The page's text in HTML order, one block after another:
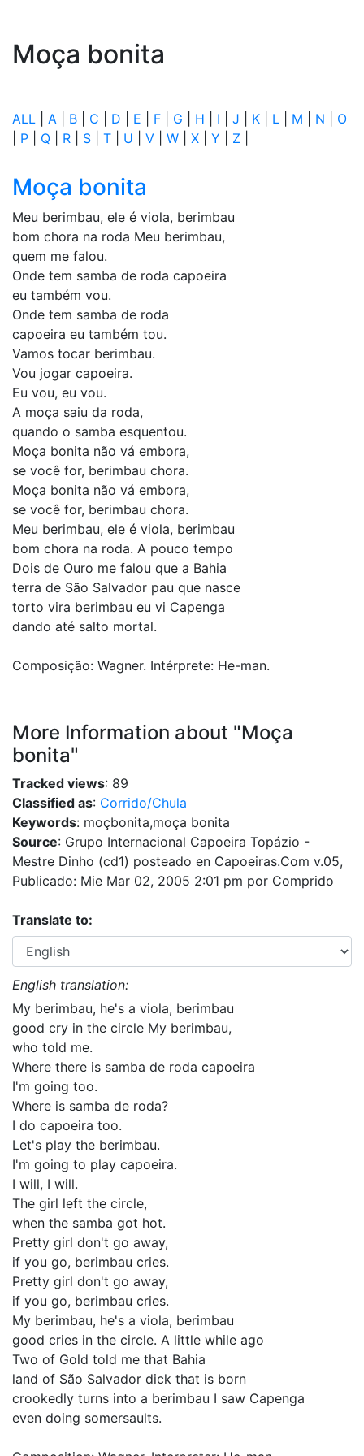
Moça bonita
ALL A B C D E F G H I J K L M N
O
P Q R S T U V W X Y Z
Moça bonita
Meu berimbau, ele é viola, berimbau
bom chora na roda Meu berimbau,
quem me falou.
Onde tem samba de roda capoeira
eu também vou.
Onde tem samba de roda
capoeira eu também tou.
Vamos tocar berimbau.
Vou jogar capoeira.
Eu vou, eu vou.
A moça saiu da roda,
quando o samba esquentou.
Moça bonita não vá embora,
se você for, berimbau chora.
Moça bonita não vá embora,
se você for, berimbau chora.
Meu berimbau, ele é viola, berimbau
bom chora na roda. A pouco tempo
Dois de Ouro me falou que a Bahia
terra de São Salvador pau que nasce
torto vira berimbau eu vi Capenga
dando até salto mortal.
Composição: Wagner. Intérprete: He-man.
More Information about "Moça
bonita"
Tracked views: 89
Classified as: Corrido/Chula
Keywords: moçbonita,moça bonita
Source: Grupo Internacional Capoeira Topázio -
Mestre Dinho (cd1) posteado en Capoeiras.Com v.05,
Publicado: Mie Mar 02, 2005 2:01 pm por Comprido
Translate to:
English translation:
My berimbau, he's a viola, berimbau
good cry in the circle My berimbau,
who told me.
Where there is samba de roda capoeira
I'm going too.
Where is samba de roda?
I do capoeira too.
Let's play the berimbau.
I'm going to play capoeira.
I will, I will.
The girl left the circle,
when the samba got hot.
Pretty girl don't go away,
if you go, berimbau cries.
Pretty girl don't go away,
if you go, berimbau cries.
My berimbau, he's a viola, berimbau
good cries in the circle. A little while ago
Two of Gold told me that Bahia
land of São Salvador dick that is born
crookedly turns into a berimbau I saw Capenga
even doing somersaults.